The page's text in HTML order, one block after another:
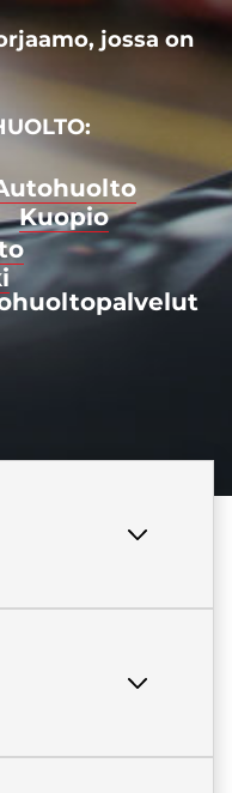
jossa on
Kuopio